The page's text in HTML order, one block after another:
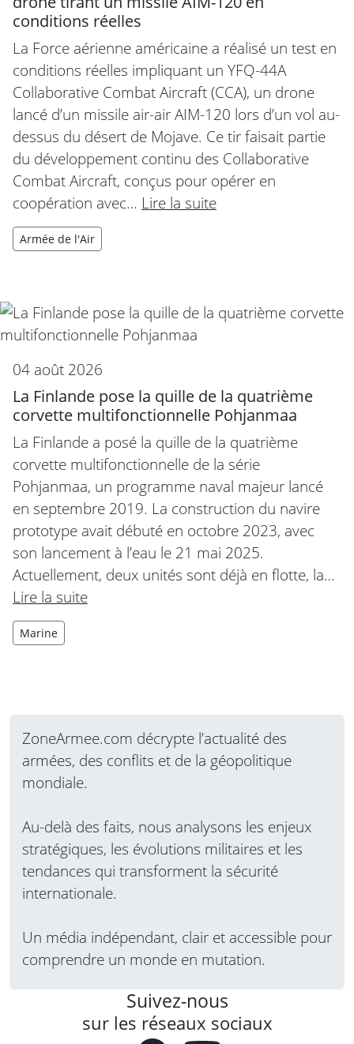
conditions réelles
La Force aérienne américaine a réalisé un test en
conditions réelles impliquant un YFQ-44A
Collaborative Combat Aircraft (CCA), un drone
lancé d’un missile air-air AIM-120 lors d’un vol au-
dessus du désert de Mojave. Ce tir faisait partie
du développement continu des Collaborative
Combat Aircraft, conçus pour opérer en
coopération avec… Lire la suite
Armée de l'Air
04 août 2026
La Finlande pose la quille de la quatrième
corvette multifonctionnelle Pohjanmaa
La Finlande a posé la quille de la quatrième
corvette multifonctionnelle de la série
Pohjanmaa, un programme naval majeur lancé
en septembre 2019. La construction du navire
prototype avait débuté en octobre 2023, avec
son lancement à l’eau le 21 mai 2025.
Actuellement, deux unités sont déjà en flotte, la…
Lire la suite
Marine
ZoneArmee.com décrypte l’actualité des
armées, des conflits et de la géopolitique
mondiale.
Au-delà des faits, nous analysons les enjeux
stratégiques, les évolutions militaires et les
tendances qui transforment la sécurité
internationale.
Un média indépendant, clair et accessible pour
comprendre un monde en mutation.
Suivez-nous
sur les réseaux sociaux